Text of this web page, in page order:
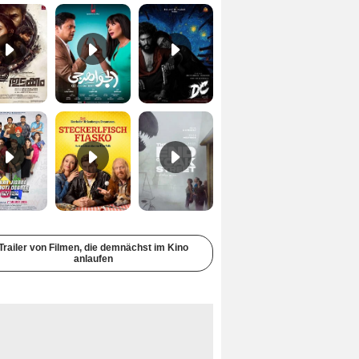
Yaar Jigree Kasooti Degree - The Film Trailer OV Steckerlfischfiasko Trailer DF The End Of Oak Street Trailer (2) DF
von Filmen, die demnächst im Kino
anlaufen